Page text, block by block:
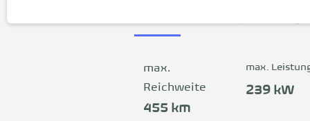
flexiblen Stauraum für Ski,
die Heckklappe bequemen
einer flachen Ladekante gewährt,
und Entladen einfach und schnell.
max.
Reichweite
455 km
max.
239 kW